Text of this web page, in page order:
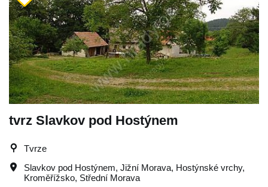
tvrz Slavkov pod Hostýnem
Tvrze
Slavkov pod Hostýnem, Jižní Morava, Hostýnské vrchy,
Kroměřížsko, Střední Morava